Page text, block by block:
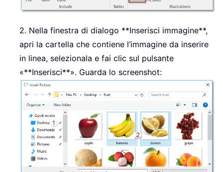
2. Nella finestra di dialogo **Inserisci immagine**,
apri la cartella che contiene l’immagine da inserire
in linea, selezionala e fai clic sul pulsante
«**Inserisci**». Guarda lo screenshot: